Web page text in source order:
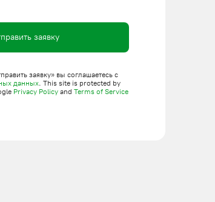
заявку
заявку» вы соглашаетесь с
данных. This site is protected by
Privacy Policy and Terms of Service